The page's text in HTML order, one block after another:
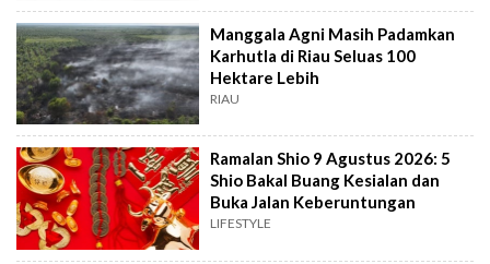
Manggala Agni Masih Padamkan
Karhutla di Riau Seluas 100
Hektare Lebih
RIAU
Ramalan Shio 9 Agustus 2026: 5
Shio Bakal Buang Kesialan dan
Buka Jalan Keberuntungan
LIFESTYLE